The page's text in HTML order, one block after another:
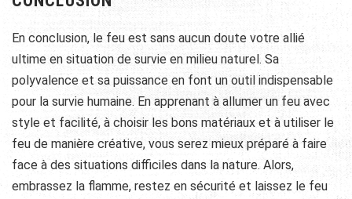
En conclusion, le feu est sans aucun doute votre allié
ultime en situation de survie en milieu naturel. Sa
polyvalence et sa puissance en font un outil indispensable
pour la survie humaine. En apprenant à allumer un feu avec
style et facilité, à choisir les bons matériaux et à utiliser le
feu de manière créative, vous serez mieux préparé à faire
face à des situations difficiles dans la nature. Alors,
embrassez la flamme, restez en sécurité et laissez le feu